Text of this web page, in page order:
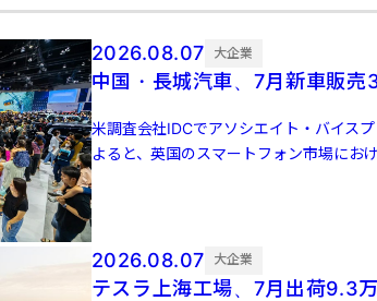
2026.08.07 大企業
中国・長城汽車、7月新車販
米調査会社IDCでアソシエイト・バイス
よると、英国のスマートフォン市場にお
増 […]
2026.08.07 大企業
テスラ上海工場、7月出荷9.3